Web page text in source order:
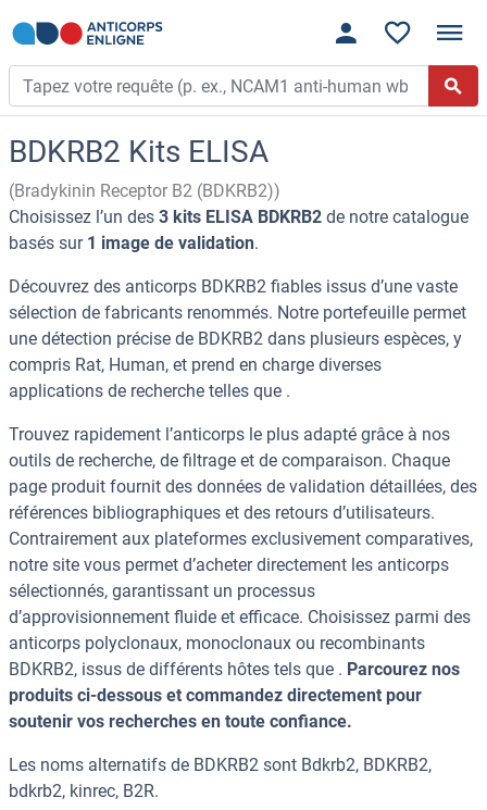
BDKRB2 Kits ELISA
(Bradykinin Receptor B2 (BDKRB2))
Choisissez l’un des 3 kits ELISA BDKRB2 de notre catalogue
basés sur 1 image de validation.
Découvrez des anticorps BDKRB2 fiables issus d’une vaste
sélection de fabricants renommés. Notre portefeuille permet
une détection précise de BDKRB2 dans plusieurs espèces, y
compris Rat, Human, et prend en charge diverses
applications de recherche telles que .
Trouvez rapidement l’anticorps le plus adapté grâce à nos
outils de recherche, de filtrage et de comparaison. Chaque
page produit fournit des données de validation détaillées, des
références bibliographiques et des retours d’utilisateurs.
Contrairement aux plateformes exclusivement comparatives,
notre site vous permet d’acheter directement les anticorps
sélectionnés, garantissant un processus
d’approvisionnement fluide et efficace. Choisissez parmi des
anticorps polyclonaux, monoclonaux ou recombinants
BDKRB2, issus de différents hôtes tels que . Parcourez nos
produits ci-dessous et commandez directement pour
soutenir vos recherches en toute confiance.
Les noms alternatifs de BDKRB2 sont Bdkrb2, BDKRB2,
bdkrb2, kinrec, B2R.